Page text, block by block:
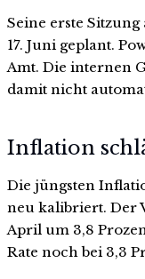
Seine erste
17. Juni geplant.
Amt. Die internen
damit nicht
Inflation
Die jüngsten
neu kalibriert. Der
April um 3,8
Rate noch bei 3,3